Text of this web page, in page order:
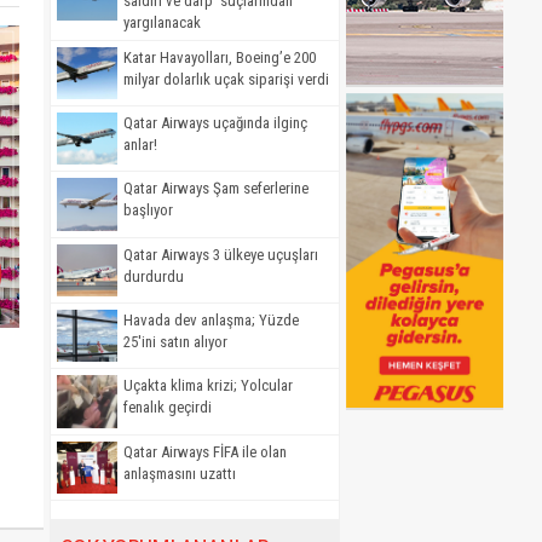
yargılanacak
Katar Havayolları, Boeing’e 200
milyar dolarlık uçak siparişi verdi
Qatar Airways uçağında ilginç
anlar!
Qatar Airways Şam seferlerine
başlıyor
Qatar Airways 3 ülkeye uçuşları
durdurdu
Havada dev anlaşma; Yüzde
25'ini satın alıyor
Uçakta klima krizi; Yolcular
fenalık geçirdi
Qatar Airways FİFA ile olan
anlaşmasını uzattı